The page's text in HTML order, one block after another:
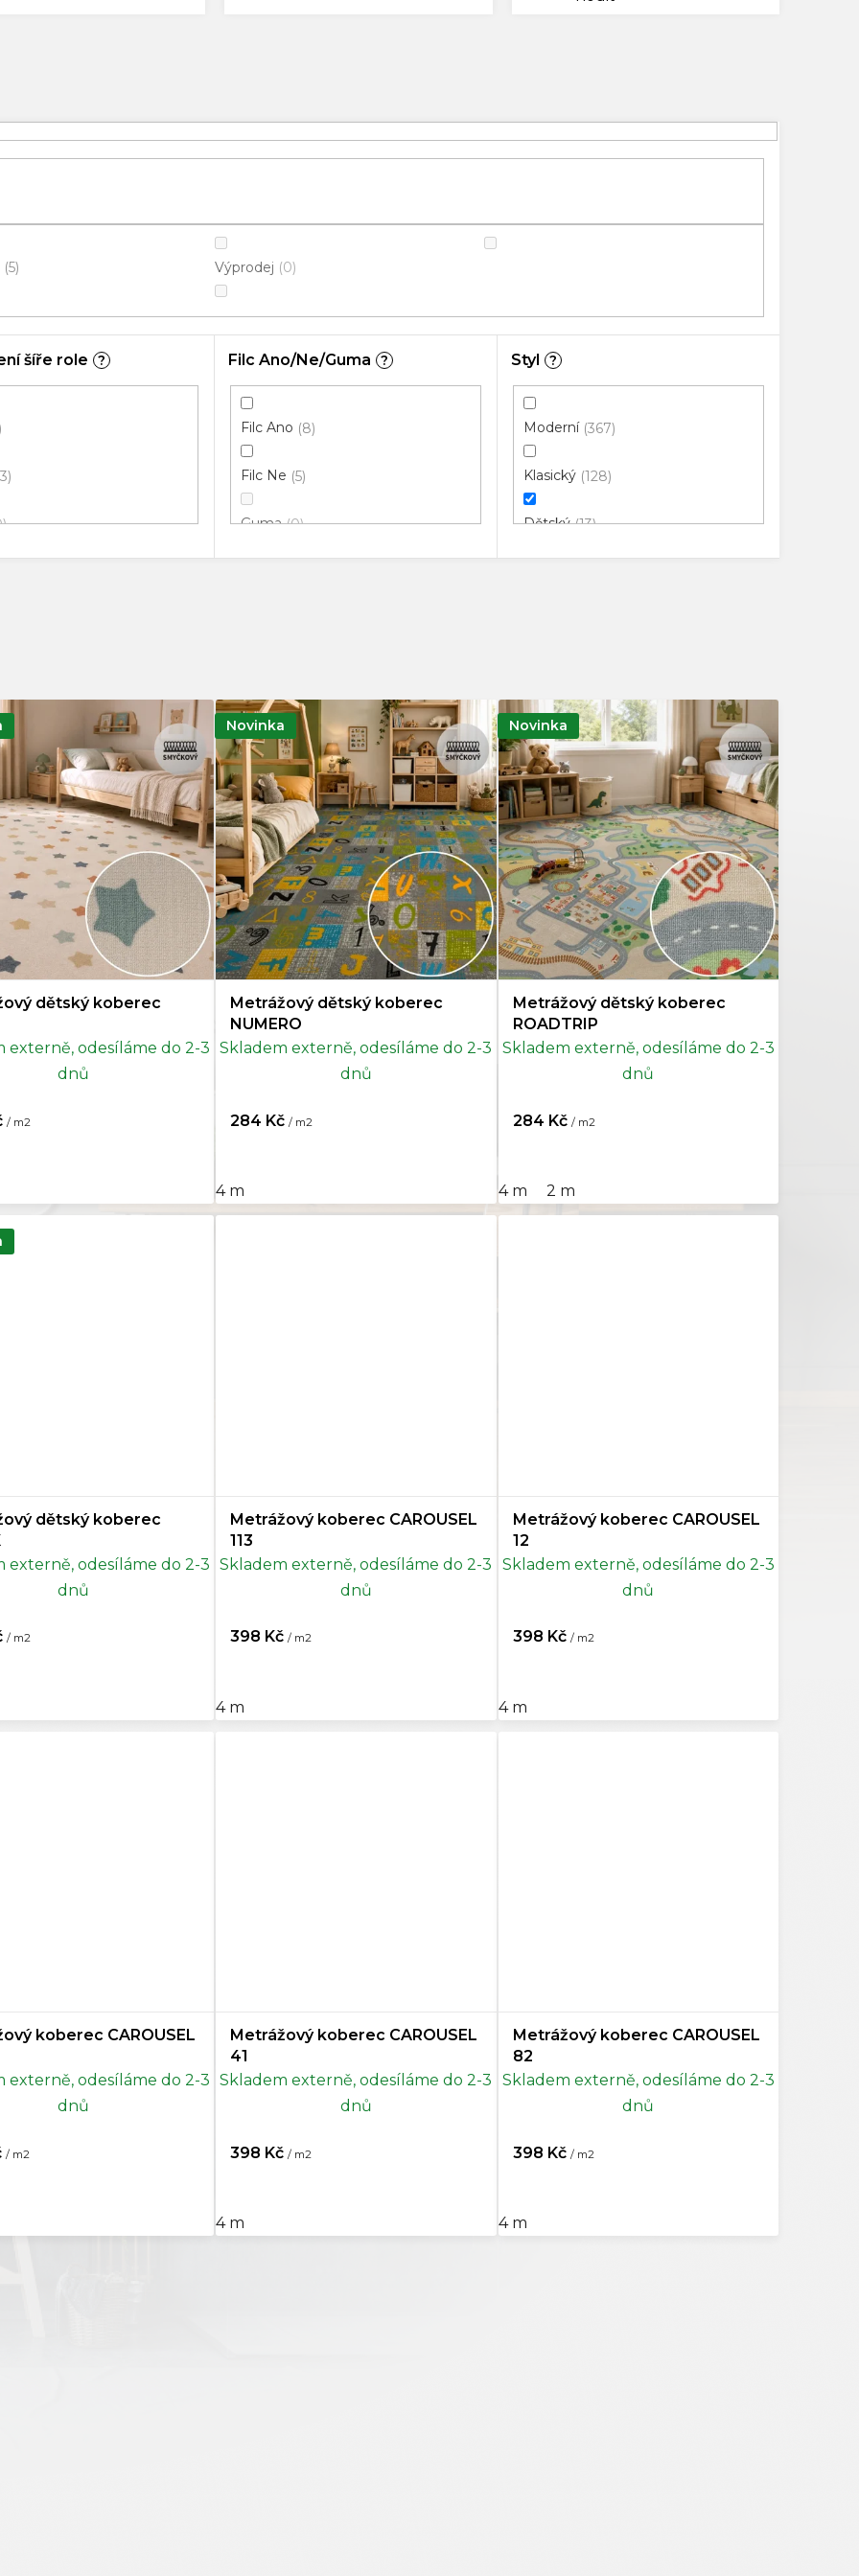
5 Výprodej 0
šíře role ? Filc Ano/Ne/Guma ?
Filc Ano 8
Filc Ne 5
Guma 0
Styl ?
Moderní 367
Klasický 128
Dětský 13
Minimalistický 3
dětský koberec
externě, odesíláme do 2-3
dnů
/ m2
Novinka
Metrážový dětský koberec
NUMERO
Skladem externě, odesíláme do 2-3
dnů
284 Kč / m2
4 m
Novinka
Metrážový dětský koberec
ROADTRIP
Skladem externě, odesíláme do 2-3
dnů
284 Kč / m2
4 m 2 m
dětský koberec
externě, odesíláme do 2-3
dnů
/ m2
Metrážový koberec CAROUSEL
113
Skladem externě, odesíláme do 2-3
dnů
398 Kč / m2
4 m
Metrážový koberec CAROUSEL
12
Skladem externě, odesíláme do 2-3
dnů
398 Kč / m2
4 m
koberec CAROUSEL
externě, odesíláme do 2-3
dnů
/ m2
Metrážový koberec CAROUSEL
41
Skladem externě, odesíláme do 2-3
dnů
398 Kč / m2
4 m
Metrážový koberec CAROUSEL
82
Skladem externě, odesíláme do 2-3
dnů
398 Kč / m2
4 m